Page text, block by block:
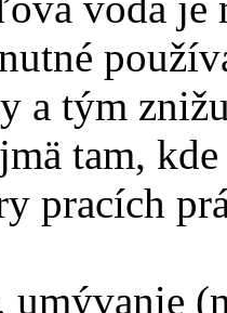
a tým
tam,
pracích
umývanie